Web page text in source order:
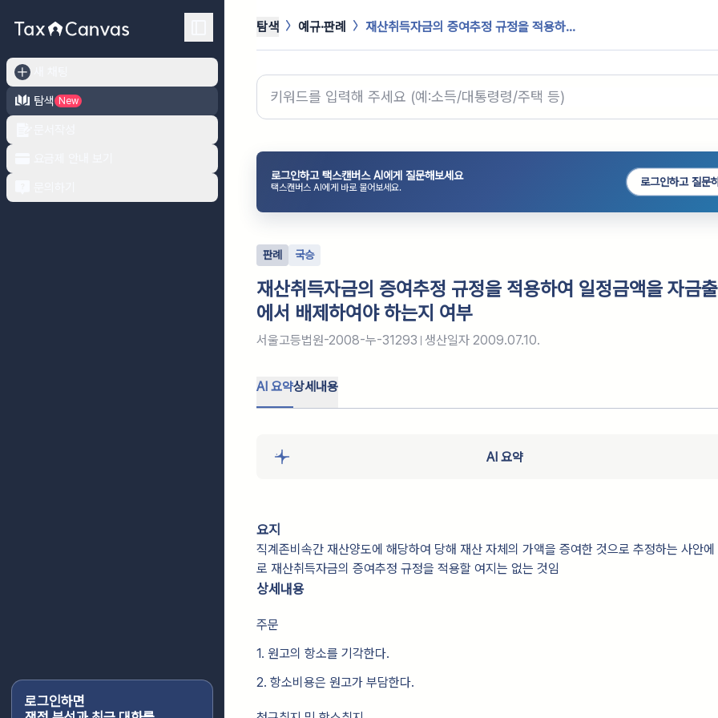
탐색
New
로그인하면
탐색 예규·판례 재산취득자금의 증여추정 규정을 적용하...
로그인하고 택스캔버스 AI에게 질문해보세요
택스캔버스 AI에게 바로 물어보세요. 로그인하고 질문
판례 국승
재산취득자금의 증여추정 규정을 적용하여 일정금액을 자금
에서 배제하여야 하는지 여부
서울고등법원-2008-누-31293 생산일자 2009.07.10.
AI 요약상세내용
AI 요약
요지
직계존비속간 재산양도에 해당하여 당해 재산 자체의 가액을 증여한 것으로 추정하는 사안
로 재산취득자금의 증여추정 규정을 적용할 여지는 없는 것임
상세내용
주문
1. 원고의 항소를 기각한다.
2. 항소비용은 원고가 부담한다.